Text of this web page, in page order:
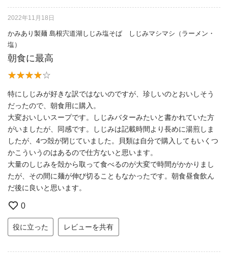
2022年11月18日
かみあり製麺 島根宍道湖しじみ塩そば しじみマシマシ（ラーメン・
塩）
朝食に最高
特にしじみが好きな訳ではないのですが、珍しいのとおいしそう
だったので、朝食用に購入。
大変おいしいスープです。しじみバターみたいと書かれていた方
がいましたが、同感です。しじみは記載時間より長めに湯煎しま
したが、4つ殻が閉じていました。貝類は自分で購入してもいくつ
かこういうのはあるので仕方ないと思います。
大量のしじみを殻から取って食べるのが大変で時間がかかりまし
たが、その間に麺が伸び切ることもなかったです。朝食昼食飲ん
だ後に良いと思います。
0
役に立った レビューを共有